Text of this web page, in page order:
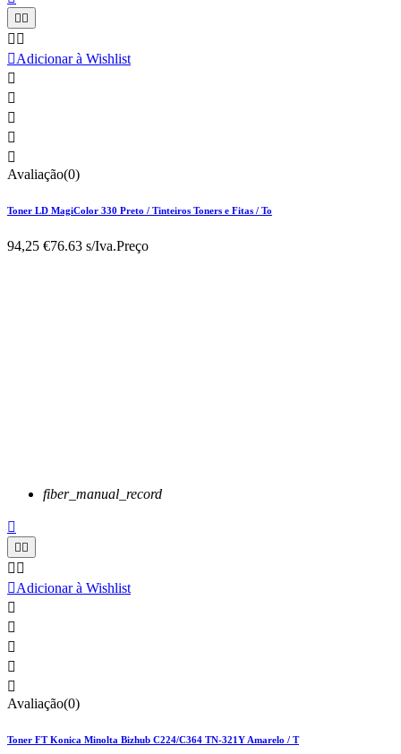
 
 
Adicionar à Wishlist





Avaliação(0)
Toner LD MagiColor 330 Preto / Tinteiros Toners e Fitas / To
94,25 €76.63 s/Iva.Preço
fiber_manual_record

 
 
Adicionar à Wishlist





Avaliação(0)
Toner FT Konica Minolta Bizhub C224/C364 TN-321Y Amarelo / T